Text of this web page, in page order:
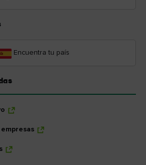
Encuentra tu país